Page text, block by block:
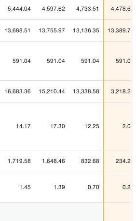
5,444.04 4,597.62 4,733.51 4,478.64
13,688.51 13,755.97 13,136.35 13,389.78
591.04 591.04 591.04 591.04
16,683.36 15,210.44 13,338.58 3,218.26
14.17 17.30 12.25 2.09
1,719.58 1,648.46 832.68 234.27
1.45 1.39 0.70 0.20